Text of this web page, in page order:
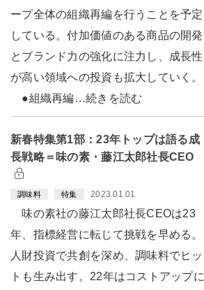
ープ全体の組織再編を行うことを予定
している。付加価値のある商品の開発
とブランド力の強化に注力し、成長性
が高い領域への投資も拡大していく。
●組織再編…続きを読む
新春特集第1部：23年トップは語る成
長戦略＝味の素・藤江太郎社長CEO
調味料 特集 2023.01.01
味の素社の藤江太郎社長CEOは23
年、指標経営に転じて挑戦を早める。
人財投資で共創を深め、調味料でヒッ
トも生み出す。22年はコストアップに